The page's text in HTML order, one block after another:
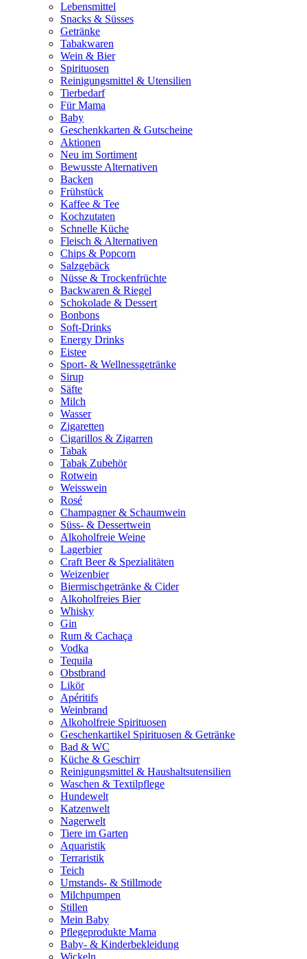
Lebensmittel
Snacks & Süsses
Getränke
Tabakwaren
Wein & Bier
Spirituosen
Reinigungsmittel & Utensilien
Tierbedarf
Für Mama
Baby
Geschenkkarten & Gutscheine
Aktionen
Neu im Sortiment
Bewusste Alternativen
Backen
Frühstück
Kaffee & Tee
Kochzutaten
Schnelle Küche
Fleisch & Alternativen
Chips & Popcorn
Salzgebäck
Nüsse & Trockenfrüchte
Backwaren & Riegel
Schokolade & Dessert
Bonbons
Soft-Drinks
Energy Drinks
Eistee
Sport- & Wellnessgetränke
Sirup
Säfte
Milch
Wasser
Zigaretten
Cigarillos & Zigarren
Tabak
Tabak Zubehör
Rotwein
Weisswein
Rosé
Champagner & Schaumwein
Süss- & Dessertwein
Alkoholfreie Weine
Lagerbier
Craft Beer & Spezialitäten
Weizenbier
Biermischgetränke & Cider
Alkoholfreies Bier
Whisky
Gin
Rum & Cachaça
Vodka
Tequila
Obstbrand
Likör
Apéritifs
Weinbrand
Alkoholfreie Spirituosen
Geschenkartikel Spirituosen & Getränke
Bad & WC
Küche & Geschirr
Reinigungsmittel & Haushaltsutensilien
Waschen & Textilpflege
Hundewelt
Katzenwelt
Nagerwelt
Tiere im Garten
Aquaristik
Terraristik
Teich
Umstands- & Stillmode
Milchpumpen
Stillen
Mein Baby
Pflegeprodukte Mama
Baby- & Kinderbekleidung
Wickeln